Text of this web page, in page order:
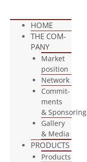
HOME
THE COM­
PANY
Mar­ket
position
Net­work
Com­mit­
ments
& Sponsoring
Gal­lery
& Media
PRO­DUCTS
Pro­ducts